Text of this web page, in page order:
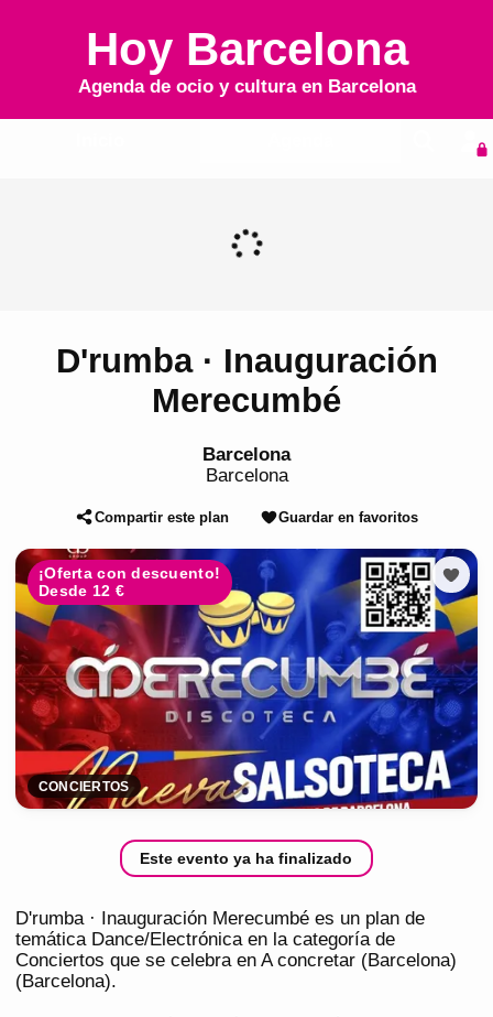
Hoy Barcelona
Agenda de ocio y cultura en Barcelona
D'rumba · Inauguración
Merecumbé
Barcelona
Barcelona
Compartir este plan Guardar en favoritos
¡Oferta con descuento!
Desde 12 €
CONCIERTOS
Este evento ya ha finalizado
D'rumba · Inauguración Merecumbé es un plan de
temática Dance/Electrónica en la categoría de
Conciertos que se celebra en A concretar (Barcelona)
(Barcelona).